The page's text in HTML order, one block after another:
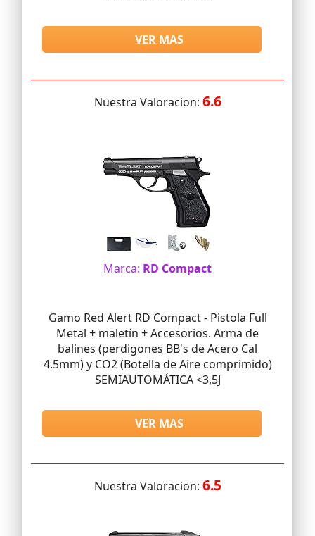
VER MAS
Nuestra Valoracion: 6.6
Marca: RD Compact
Gamo Red Alert RD Compact - Pistola Full
Metal + maletín + Accesorios. Arma de
balines (perdigones BB's de Acero Cal
4.5mm) y CO2 (Botella de Aire comprimido)
SEMIAUTOMÁTICA <3,5J
VER MAS
Nuestra Valoracion: 6.5